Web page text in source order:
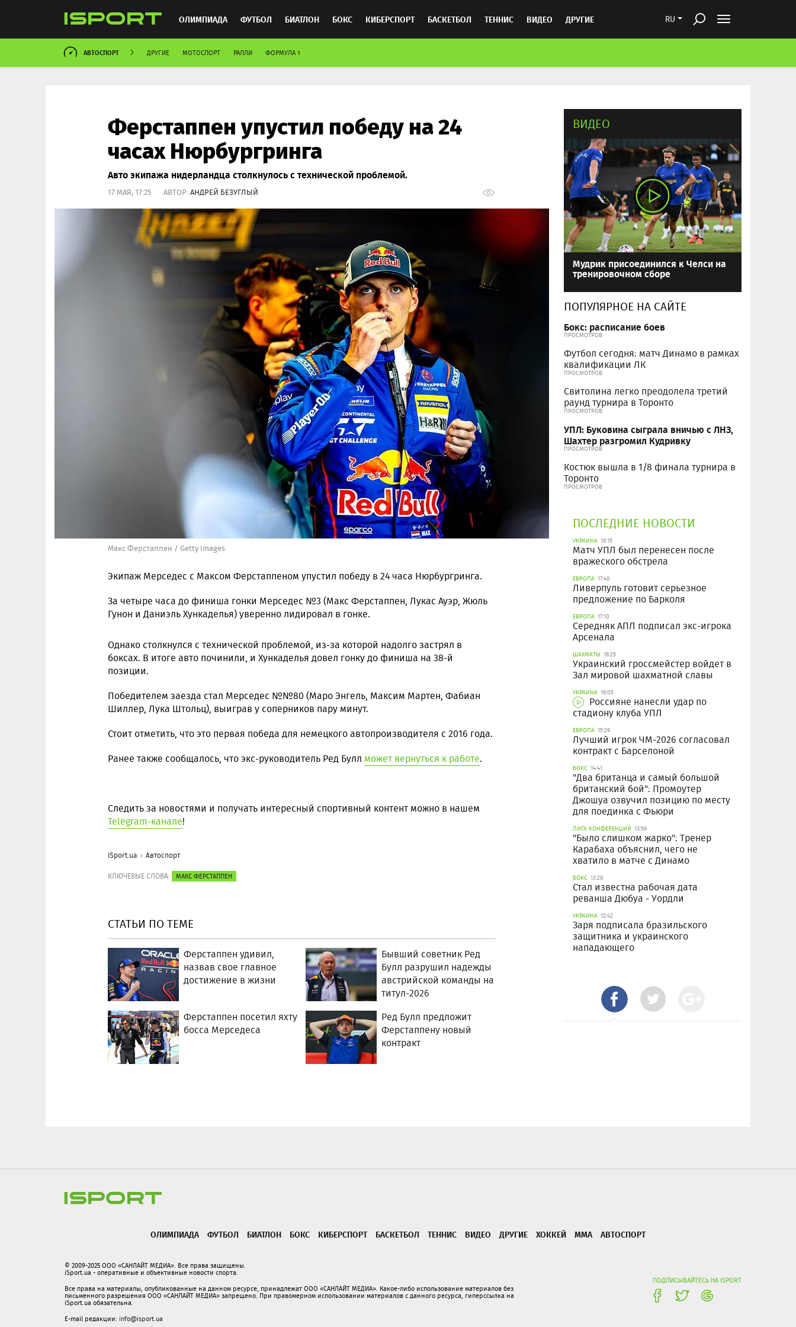
RU
ОЛИМПИАДА ФУТБОЛ БИАТЛОН БОКС КИБЕРСПОРТ БАСКЕТБОЛ ТЕННИС ВИДЕО ДРУГИЕ
ХОККЕЙ ММА АВТОСПОРТ
АВТОСПОРТ ДРУГИЕ МОТОСПОРТ РАЛЛИ ФОРМУЛА 1
Ферстаппен упустил победу на 24
часах Нюрбургринга
Авто экипажа нидерландца столкнулось с технической проблемой.
17 МАЯ, 17:25 АВТОР: АНДРЕЙ БЕЗУГЛЫЙ
Макс Ферстаппен / Getty Images
Экипаж Мерседес с Максом Ферстаппеном упустил победу в 24 часа Нюрбургринга.
За четыре часа до финиша гонки Мерседес №3 (Макс Ферстаппен, Лукас Ауэр, Жюль
Гунон и Даниэль Хункаделья) уверенно лидировал в гонке.
Однако столкнулся с технической проблемой, из-за которой надолго застрял в
боксах. В итоге авто починили, и Хункаделья довел гонку до финиша на 38-й
позиции.
Победителем заезда стал Мерседес №№80 (Маро Энгель, Максим Мартен, Фабиан
Шиллер, Лука Штольц), выиграв у соперников пару минут.
Стоит отметить, что это первая победа для немецкого автопроизводителя с 2016 года.
Ранее также сообщалось, что экс-руководитель Ред Булл может вернуться к работе.
Следить за новостями и получать интересный спортивный контент можно в нашем
Telegram-канале!
iSport.ua Автоспорт
КЛЮЧЕВЫЕ СЛОВА: МАКС ФЕРСТАППЕН
СТАТЬИ ПО ТЕМЕ
Ферстаппен удивил,
назвав свое главное
достижение в жизни
Бывший советник Ред
Булл разрушил надежды
австрийской команды на
титул-2026
Ферстаппен посетил яхту
босса Мерседеса
Ред Булл предложит
Ферстаппену новый
контракт
ВИДЕО
Мудрик присоединился к Челси на
тренировочном сборе
ПОПУЛЯРНОЕ НА САЙТЕ
Бокс: расписание боев
ПРОСМОТРОВ
Футбол сегодня: матч Динамо в рамках
квалификации ЛК
ПРОСМОТРОВ
Свитолина легко преодолела третий
раунд турнира в Торонто
ПРОСМОТРОВ
УПЛ: Буковина сыграла вничью с ЛНЗ,
Шахтер разгромил Кудривку
ПРОСМОТРОВ
Костюк вышла в 1/8 финала турнира в
Торонто
ПРОСМОТРОВ
ПОСЛЕДНИЕ НОВОСТИ
УКРАИНА 18:15
Матч УПЛ был перенесен после
вражеского обстрела
ЕВРОПА 17:40
Ливерпуль готовит серьезное
предложение по Барколя
ЕВРОПА 17:10
Середняк АПЛ подписал экс-игрока
Арсенала
ШАХМАТЫ 16:25
Украинский гроссмейстер войдет в
Зал мировой шахматной славы
УКРАИНА 16:05
Россияне нанесли удар по
стадиону клуба УПЛ
ЕВРОПА 15:29
Лучший игрок ЧМ-2026 согласовал
контракт с Барселоной
БОКС 14:41
"Два британца и самый большой
британский бой": Промоутер
Джошуа озвучил позицию по месту
для поединка с Фьюри
ЛИГА КОНФЕРЕНЦИЙ 13:59
"Было слишком жарко": Тренер
Карабаха объяснил, чего не
хватило в матче с Динамо
БОКС 13:28
Стал известна рабочая дата
реванша Дюбуа - Уордли
УКРАИНА 12:42
Заря подписала бразильского
защитника и украинского
нападающего
ОЛИМПИАДА ФУТБОЛ БИАТЛОН БОКС КИБЕРСПОРТ БАСКЕТБОЛ ТЕННИС ВИДЕО ДРУГИЕ ХОККЕЙ ММА АВТОСПОРТ
ПОДПИСЫВАЙТЕСЬ НА ISPORT
© 2009-2025 ООО «САНЛАЙТ МЕДИА». Все права защищены.
iSport.ua - оперативные и объективные новости спорта.
Все права на материалы, опубликованные на данном ресурсе, принадлежат ООО «САНЛАЙТ МЕДИА». Какое-либо использование материалов без
письменного разрешения ООО «САНЛАЙТ МЕДИА» запрещено. При правомерном использовании материалов с данного ресурса, гиперссылка на
iSport.ua обязательна.
E-mail редакции: info@isport.ua